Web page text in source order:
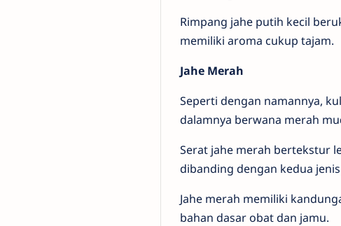
Rimpang jahe putih kecil
memiliki aroma cukup tajam.
Jahe Merah
Seperti dengan namannya,
dalamnya berwana merah
Serat jahe merah bertekstur
dibanding dengan kedua
Jahe merah memiliki
bahan dasar obat dan jamu.